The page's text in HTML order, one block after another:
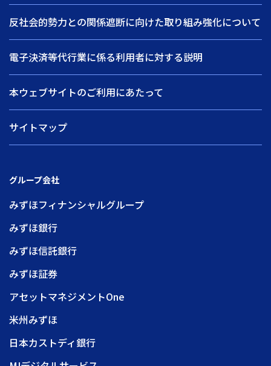
反社会的勢力との関係遮断に向けた取り組み強化について
電子決済等代行業に係る利用者に対する説明
本ウェブサイトのご利用にあたって
サイトマップ
グループ会社
みずほフィナンシャルグループ
みずほ銀行
みずほ信託銀行
みずほ証券
アセットマネジメントOne
米州みずほ
日本カストディ銀行